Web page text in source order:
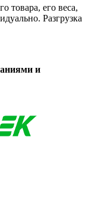
товара, его веса,
Разгрузка
и